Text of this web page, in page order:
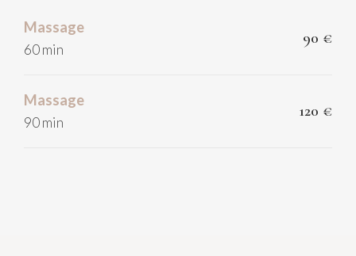
Massage
60 min
90 €
Massage
90 min
120 €